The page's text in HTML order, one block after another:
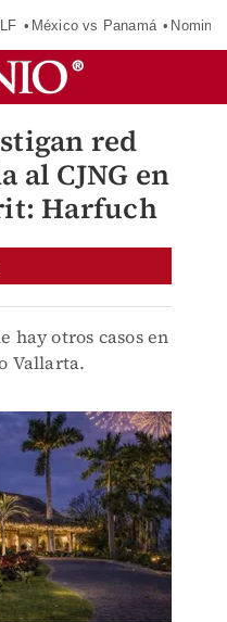
México vs Panamá
red
al CJNG en
Harfuch
hay otros casos en
Vallarta.